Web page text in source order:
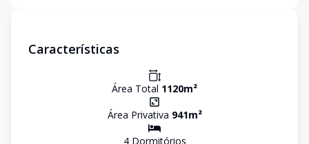
Características
Área Total 1120m²
Área Privativa 941m²
4Dormitórios